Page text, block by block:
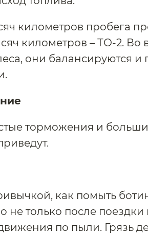
километров пробега
километров – ТО-2. Во
они балансируются и
торможения и
как помыть
не только после поездки
по пыли. Грязь